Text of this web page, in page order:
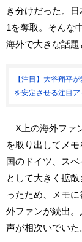
き分けだった。
1を奪取。そんな
海外で大きな話題
【注目】大谷翔平
を安定させる注目ア
X上の海外ファ
を取り出してメ
国のドイツ、ス
として大きく拡
ったため、メモ
外ファンが続出
声が相次いでいた